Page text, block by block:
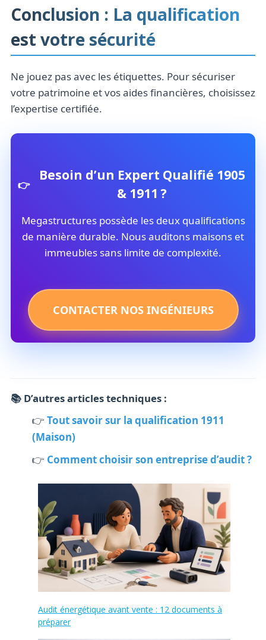
Conclusion : La qualification
est votre sécurité
Ne jouez pas avec les étiquettes. Pour sécuriser
votre patrimoine et vos aides financières, choisissez
l’expertise certifiée.
Besoin d’un Expert Qualifié 1905
& 1911 ?
Megastructures possède les deux qualifications
de manière durable. Nous auditons maisons et
immeubles sans limite de complexité.
CONTACTER NOS INGÉNIEURS
📚 D’autres articles techniques :
👉 Tout savoir sur la qualification 1911
(Maison)
👉 Comment choisir son entreprise d’audit ?
Audit énergétique avant vente : 12 documents à
préparer